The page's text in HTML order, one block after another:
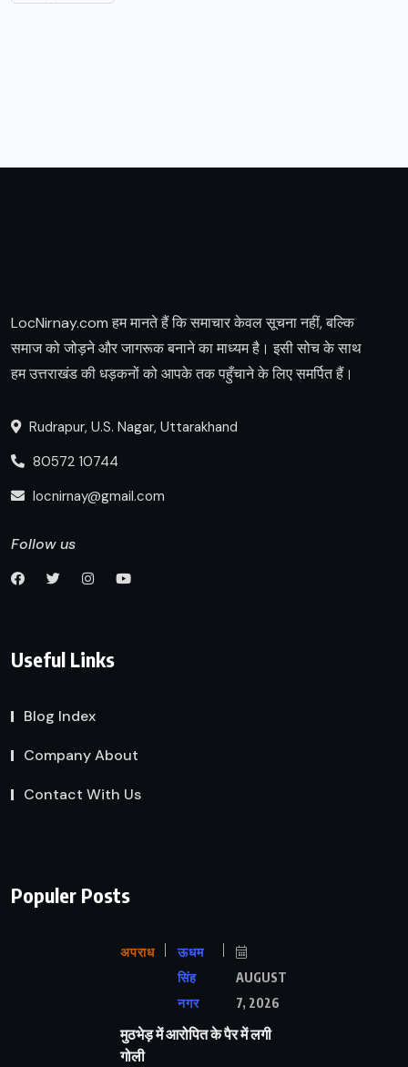
LocNirnay.com हम मानते हैं कि समाचार केवल सूचना नहीं, बल्कि
समाज को जोड़ने और जागरूक बनाने का माध्यम है। इसी सोच के साथ
हम उत्तराखंड की धड़कनों को आपके तक पहुँचाने के लिए समर्पित हैं।
Rudrapur, U.S. Nagar, Uttarakhand
80572 10744
locnirnay@gmail.com
Follow us
Useful Links
Blog Index
Company About
Contact With Us
Populer Posts
अपराध
ऊधम
सिंह
नगर
AUGUST
7, 2026
मुठभेड़ में आरोपित के पैर में लगी
गोली